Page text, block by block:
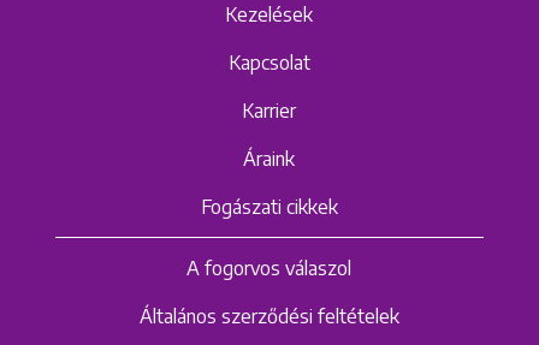
Kezelések
Kapcsolat
Karrier
Áraink
Fogászati cikkek
A fogorvos válaszol
Általános szerződési feltételek